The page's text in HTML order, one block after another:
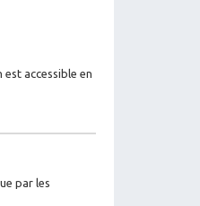
accessible en
par les